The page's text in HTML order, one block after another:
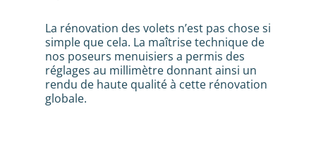
La rénovation des volets n’est pas chose si
simple que cela. La maîtrise technique de
nos poseurs menuisiers a permis des
réglages au millimètre donnant ainsi un
rendu de haute qualité à cette rénovation
globale.